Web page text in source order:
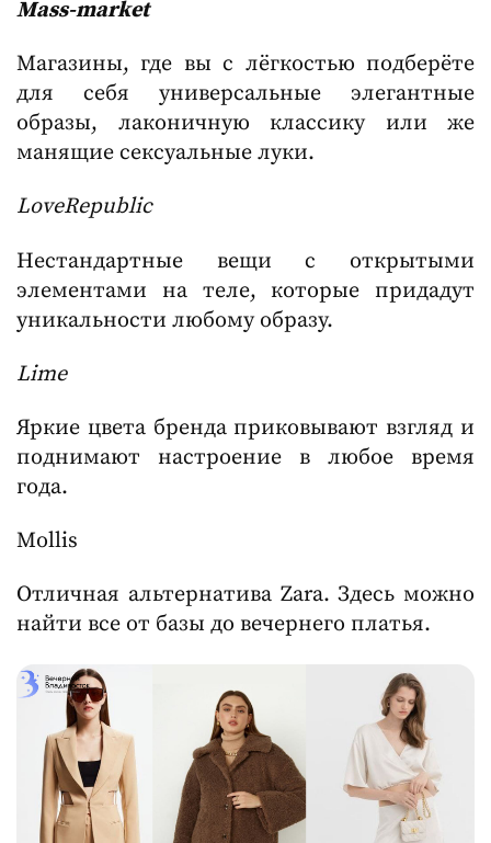
Mass-market
Магазины, где вы с лёгкостью подберёте
для себя универсальные элегантные
образы, лаконичную классику или же
манящие сексуальные луки.
LoveRepublic
Нестандартные вещи с открытыми
элементами на теле, которые придадут
уникальности любому образу.
Lime
Яркие цвета бренда приковывают взгляд и
поднимают настроение в любое время
года.
Mollis
Отличная альтернатива Zara. Здесь можно
найти все от базы до вечернего платья.